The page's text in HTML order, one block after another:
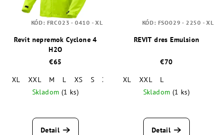
Revit nepremok Cyclone 4
H2O
€65
XL
XXL M L XS S
XXXL
Skladom (1 ks)
Detail
KÓD: FRC023 - 0410 - XL
REVIT dres Emulsion
€70
XL
XXL
L
Skladom (1 ks)
Detail
KÓD: FSO029 - 2250 - XL